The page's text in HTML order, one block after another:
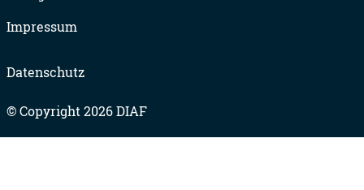
Impressum
Datenschutz
© Copyright 2026 DIAF